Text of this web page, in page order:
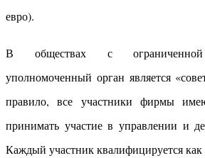
евро).
В обществах с ограниченной
уполномоченный орган является
правило, все участники фирмы
принимать участие в управлении и
Каждый участник квалифицируется